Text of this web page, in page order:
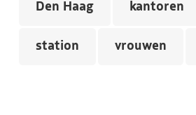
Den Haag kantoren
station vrouwen